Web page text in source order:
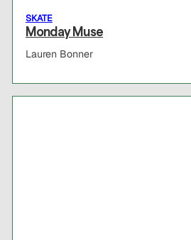
SKATE
Monday Muse
Lauren Bonner